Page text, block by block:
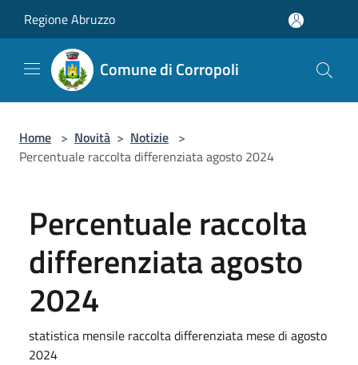
Regione Abruzzo
Comune di Corropoli
Home > Novità > Notizie >
Percentuale raccolta differenziata agosto 2024
Percentuale raccolta
differenziata agosto
2024
statistica mensile raccolta differenziata mese di agosto
2024